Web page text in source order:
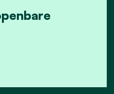
werken